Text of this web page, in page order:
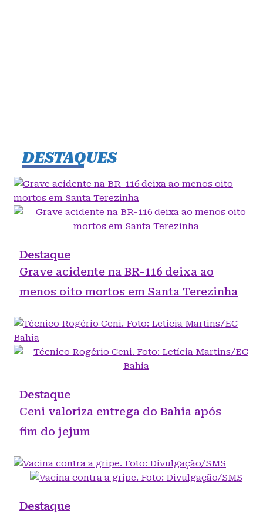
DESTAQUES
Destaque
Grave acidente na BR-116 deixa ao
menos oito mortos em Santa Terezinha
Destaque
Ceni valoriza entrega do Bahia após
fim do jejum
Destaque